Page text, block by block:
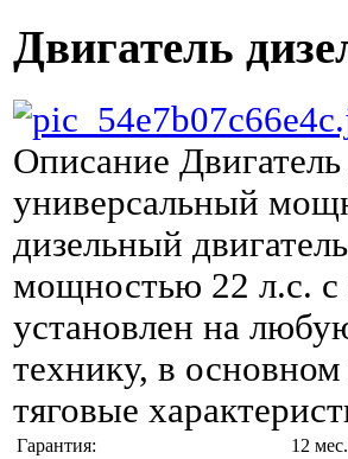
Двигатель
Описание
универсальный
дизельный
мощностью 22 л.с. с
установлен на
технику, в
тяговые
Гарантия:
12 мес.